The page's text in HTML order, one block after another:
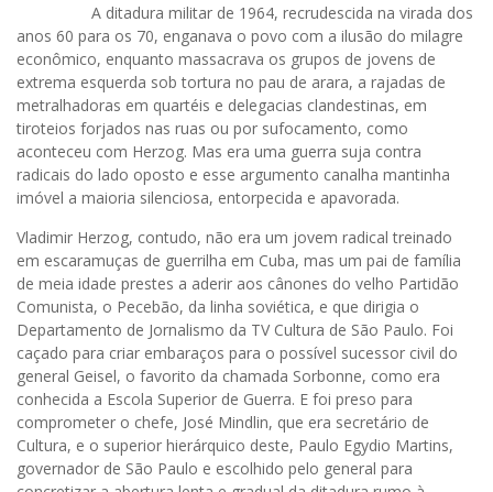
A ditadura militar de 1964, recrudescida na virada dos
anos 60 para os 70, enganava o povo com a ilusão do milagre
econômico, enquanto massacrava os grupos de jovens de
extrema esquerda sob tortura no pau de arara, a rajadas de
metralhadoras em quartéis e delegacias clandestinas, em
tiroteios forjados nas ruas ou por sufocamento, como
aconteceu com Herzog. Mas era uma guerra suja contra
radicais do lado oposto e esse argumento canalha mantinha
imóvel a maioria silenciosa, entorpecida e apavorada.
Vladimir Herzog, contudo, não era um jovem radical treinado
em escaramuças de guerrilha em Cuba, mas um pai de família
de meia idade prestes a aderir aos cânones do velho Partidão
Comunista, o Pecebão, da linha soviética, e que dirigia o
Departamento de Jornalismo da TV Cultura de São Paulo. Foi
caçado para criar embaraços para o possível sucessor civil do
general Geisel, o favorito da chamada Sorbonne, como era
conhecida a Escola Superior de Guerra. E foi preso para
comprometer o chefe, José Mindlin, que era secretário de
Cultura, e o superior hierárquico deste, Paulo Egydio Martins,
governador de São Paulo e escolhido pelo general para